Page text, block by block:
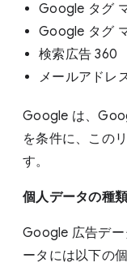
Google タグ
Google タグ
検索広告 360
メールアドレ
Google は、
を条件に、この
す。
個人データの種類
Google 広告デ
ータには以下の